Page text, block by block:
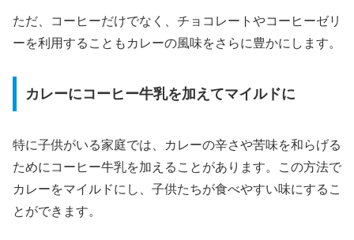
ただ、コーヒーだけでなく、チョコレートやコーヒーゼリ
ーを利用することもカレーの風味をさらに豊かにします。
カレーにコーヒー牛乳を加えてマイルドに
特に子供がいる家庭では、カレーの辛さや苦味を和らげる
ためにコーヒー牛乳を加えることがあります。この方法で
カレーをマイルドにし、子供たちが食べやすい味にするこ
とができます。